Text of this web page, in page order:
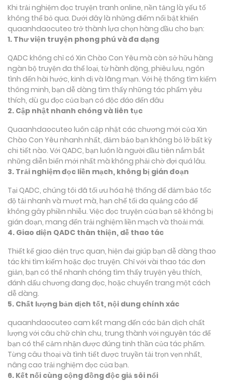
Khi trải nghiệm đọc truyện tranh online, nền tảng là yếu tố
không thể bỏ qua. Dưới đây là những điểm nổi bật khiến
quaanhdaocuteo trở thành lựa chọn hàng đầu cho bạn:
1. Thư viện truyện phong phú và đa dạng
QADC không chỉ có Xin Chào Con Yêu mà còn sở hữu hàng
ngàn bộ truyện đa thể loại, từ hành động, phiêu lưu, ngôn
tình đến hài hước, kinh dị và lãng mạn. Với hệ thống tìm kiếm
thông minh, bạn dễ dàng tìm thấy những tác phẩm yêu
thích, dù gu đọc của bạn có độc đáo đến đâu
2. Cập nhật nhanh chóng và liên tục
Quaanhdaocuteo luôn cập nhật các chương mới của Xin
Chào Con Yêu nhanh nhất, đảm bảo bạn không bỏ lỡ bất kỳ
chi tiết nào. Với QADC, bạn luôn là người đầu tiên nắm bắt
những diễn biến mới nhất mà không phải chờ đợi quá lâu.
3. Trải nghiệm đọc liền mạch, không bị gián đoạn
Tại QADC, chúng tôi đã tối ưu hóa hệ thống để đảm bảo tốc
độ tải nhanh và mượt mà, hạn chế tối đa quảng cáo để
không gây phiền nhiễu. Việc đọc truyện của bạn sẽ không bị
gián đoạn, mang đến trải nghiệm liền mạch và thoải mái.
4. Giao diện QADC thân thiện, dễ thao tác
Thiết kế giao diện trực quan, hiện đại giúp bạn dễ dàng thao
tác khi tìm kiếm hoặc đọc truyện. Chỉ với vài thao tác đơn
giản, bạn có thể nhanh chóng tìm thấy truyện yêu thích,
đánh dấu chương đang đọc, hoặc chuyển trang một cách
dễ dàng.
5. Chất lượng bản dịch tốt, nội dung chính xác
quaanhdaocuteo cam kết mang đến các bản dịch chất
lượng với câu chữ chỉn chu, trung thành với nguyên tác để
bạn có thể cảm nhận được đúng tinh thần của tác phẩm.
Từng câu thoại và tình tiết được truyền tải trọn vẹn nhất,
nâng cao trải nghiệm đọc của bạn.
6. Kết nối cùng cộng đồng độc giả sôi nổi